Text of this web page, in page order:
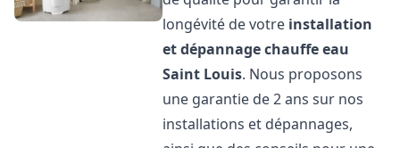
longévité de votre installation
et dépannage chauffe eau
Saint Louis. Nous proposons
une garantie de 2 ans sur nos
installations et dépannages,